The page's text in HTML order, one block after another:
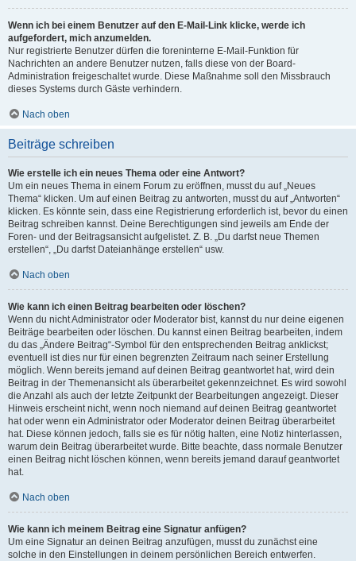
Wenn ich bei einem Benutzer auf den E-Mail-Link klicke, werde ich
aufgefordert, mich anzumelden.
Nur registrierte Benutzer dürfen die foreninterne E-Mail-Funktion für
Nachrichten an andere Benutzer nutzen, falls diese von der Board-
Administration freigeschaltet wurde. Diese Maßnahme soll den Missbrauch
dieses Systems durch Gäste verhindern.
Nach oben
Beiträge schreiben
Wie erstelle ich ein neues Thema oder eine Antwort?
Um ein neues Thema in einem Forum zu eröffnen, musst du auf „Neues
Thema“ klicken. Um auf einen Beitrag zu antworten, musst du auf „Antworten“
klicken. Es könnte sein, dass eine Registrierung erforderlich ist, bevor du einen
Beitrag schreiben kannst. Deine Berechtigungen sind jeweils am Ende der
Foren- und der Beitragsansicht aufgelistet. Z. B. „Du darfst neue Themen
erstellen“, „Du darfst Dateianhänge erstellen“ usw.
Nach oben
Wie kann ich einen Beitrag bearbeiten oder löschen?
Wenn du nicht Administrator oder Moderator bist, kannst du nur deine eigenen
Beiträge bearbeiten oder löschen. Du kannst einen Beitrag bearbeiten, indem
du das „Ändere Beitrag“-Symbol für den entsprechenden Beitrag anklickst;
eventuell ist dies nur für einen begrenzten Zeitraum nach seiner Erstellung
möglich. Wenn bereits jemand auf deinen Beitrag geantwortet hat, wird dein
Beitrag in der Themenansicht als überarbeitet gekennzeichnet. Es wird sowohl
die Anzahl als auch der letzte Zeitpunkt der Bearbeitungen angezeigt. Dieser
Hinweis erscheint nicht, wenn noch niemand auf deinen Beitrag geantwortet
hat oder wenn ein Administrator oder Moderator deinen Beitrag überarbeitet
hat. Diese können jedoch, falls sie es für nötig halten, eine Notiz hinterlassen,
warum dein Beitrag überarbeitet wurde. Bitte beachte, dass normale Benutzer
einen Beitrag nicht löschen können, wenn bereits jemand darauf geantwortet
hat.
Nach oben
Wie kann ich meinem Beitrag eine Signatur anfügen?
Um eine Signatur an deinen Beitrag anzufügen, musst du zunächst eine
solche in den Einstellungen in deinem persönlichen Bereich entwerfen.